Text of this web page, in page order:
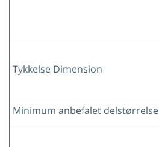
Tykkelse Dimension
Minimum anbefalet delstørrelse